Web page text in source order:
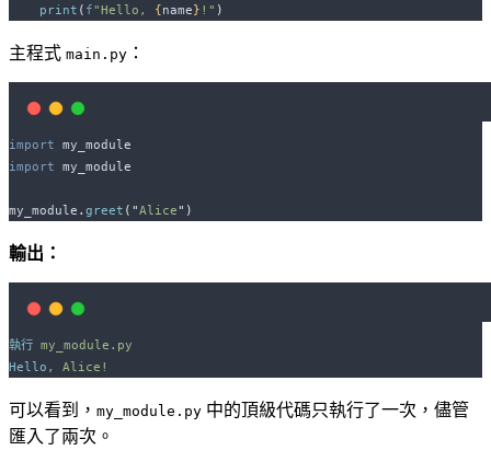
print ( f"Hello, {name} !" )
主程式 main.py ：
import my_module
import my_module
my_module . greet ( "Alice" )
輸出：
執行 my_module.py
Hello,
Alice!
可以看到， my_module.py 中的頂級代碼只執行了一次，儘管
匯入了兩次。